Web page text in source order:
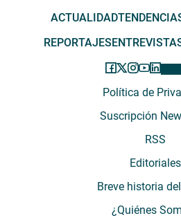
ACTUALIDAD
REPORTAJES
Política de
Suscripción
RSS
Editoriales
Breve historia
¿Quiénes